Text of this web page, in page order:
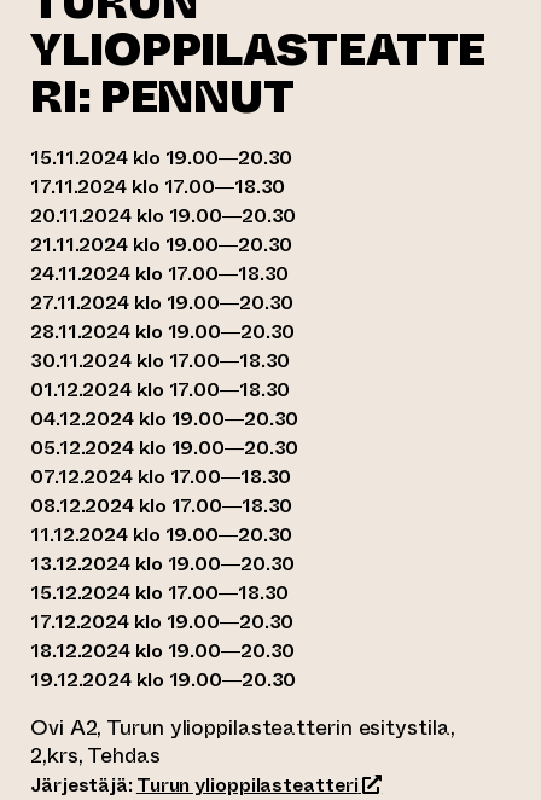
YLIOPPILASTEATTE
RI: PENNUT
15.11.2024 klo 19.00—20.30
17.11.2024 klo 17.00—18.30
20.11.2024 klo 19.00—20.30
21.11.2024 klo 19.00—20.30
24.11.2024 klo 17.00—18.30
27.11.2024 klo 19.00—20.30
28.11.2024 klo 19.00—20.30
30.11.2024 klo 17.00—18.30
01.12.2024 klo 17.00—18.30
04.12.2024 klo 19.00—20.30
05.12.2024 klo 19.00—20.30
07.12.2024 klo 17.00—18.30
08.12.2024 klo 17.00—18.30
11.12.2024 klo 19.00—20.30
13.12.2024 klo 19.00—20.30
15.12.2024 klo 17.00—18.30
17.12.2024 klo 19.00—20.30
18.12.2024 klo 19.00—20.30
19.12.2024 klo 19.00—20.30
Ovi A2, Turun ylioppilasteatterin esitystila,
2,krs, Tehdas
Järjestäjä: Turun ylioppilasteatteri(siirtyy toiseen